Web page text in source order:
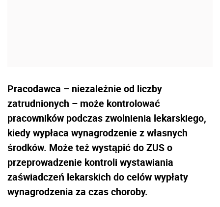
Pracodawca – niezależnie od liczby
zatrudnionych – może kontrolować
pracowników podczas zwolnienia lekarskiego,
kiedy wypłaca wynagrodzenie z własnych
środków. Może też wystąpić do ZUS o
przeprowadzenie kontroli wystawiania
zaświadczeń lekarskich do celów wypłaty
wynagrodzenia za czas choroby.